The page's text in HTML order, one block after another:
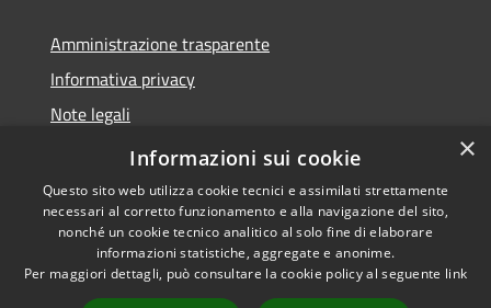
Amministrazione trasparente
Informativa privacy
Note legali
Dichiarazione di accessibilità
Accessibilità
Copyright © 2026 • Comune di
Asigliano Veneto • Powered by
×
Informazioni sui cookie
Questo sito web utilizza cookie tecnici e assimilati strettamente
necessari al corretto funzionamento e alla navigazione del sito,
nonché un cookie tecnico analitico al solo fine di elaborare
informazioni statistiche, aggregate e anonime.
Per maggiori dettagli, può consultare la cookie policy al seguente link